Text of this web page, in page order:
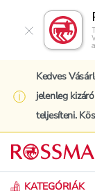
Kedves
jelenleg
teljesíteni.
KATEGÓRIÁK
Keresés